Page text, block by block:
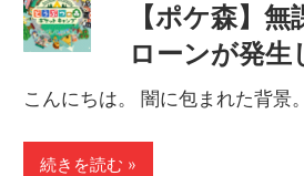
【ポケ森】無
ローンが発
こんにちは。 闇に包まれた背景
続きを読む